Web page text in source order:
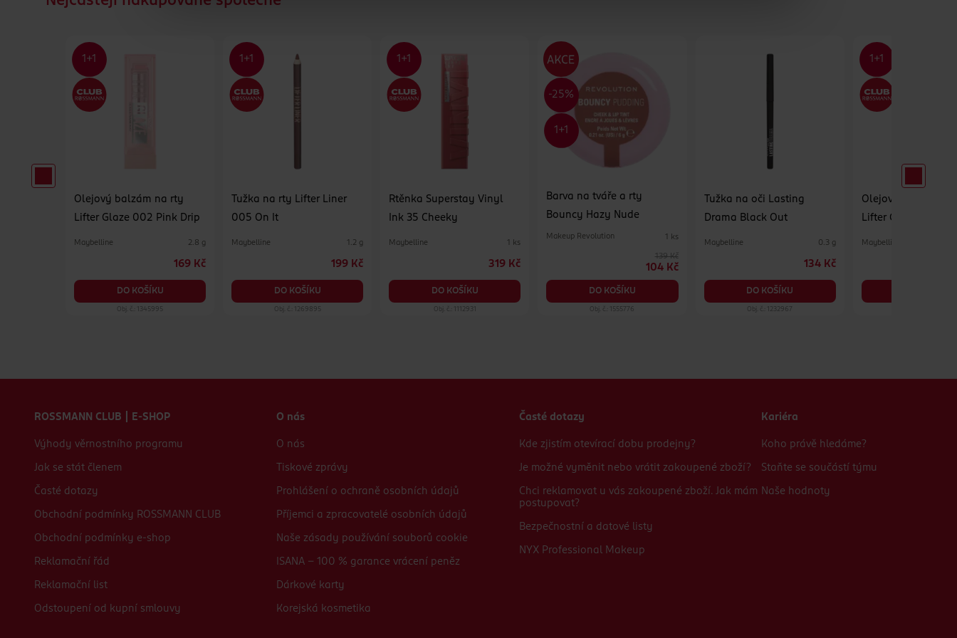
Olejový balzám na rty
Lifter Glaze 002 Pink Drip
Maybelline 2.8 g
169 Kč
DO KOŠÍKU
Obj. č.: 1345995
Tužka na rty Lifter Liner
005 On It
Maybelline 1.2 g
199 Kč
DO KOŠÍKU
Obj. č.: 1269895
Rtěnka Superstay Vinyl
Ink 35 Cheeky
Maybelline 1 ks
319 Kč
DO KOŠÍKU
Obj. č.: 1112931
Barva na tváře a rty
Bouncy Hazy Nude
Makeup Revolution 1 ks
139 Kč
104 Kč
DO KOŠÍKU
Tužka na oči Lasting
Drama Black Out
Maybelline 0.3 g
134 Kč
DO KOŠÍKU
Obj. č.: 1232967
Olejový balzám na
Lifter Glaze 008
Maybelline
ROSSMANN CLUB | E-SHOP
Výhody věrnostního programu
Jak se stát členem
Časté dotazy
Obchodní podmínky ROSSMANN CLUB
Obchodní podmínky e-shop
Reklamační řád
Reklamační list
Odstoupení od kupní smlouvy
O nás
O nás
Tiskové zprávy
Prohlášení o ochraně osobních údajů
Příjemci a zpracovatelé osobních údajů
Naše zásady používání souborů cookie
ISANA - 100 % garance vrácení peněz
Dárkové karty
Korejská kosmetika
Časté dotazy
Kde zjistím otevírací dobu prodejny?
Je možné vyměnit nebo vrátit zakoupené zboží?
Chci reklamovat u vás zakoupené zboží. Jak mám
postupovat?
Bezpečnostní a datové listy
NYX Professional Makeup
Kariéra
Koho právě hledáme?
Staňte se součástí týmu
Naše hodnoty